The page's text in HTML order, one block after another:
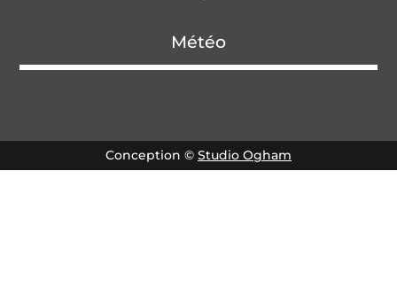
Météo
Conception © Studio Ogham